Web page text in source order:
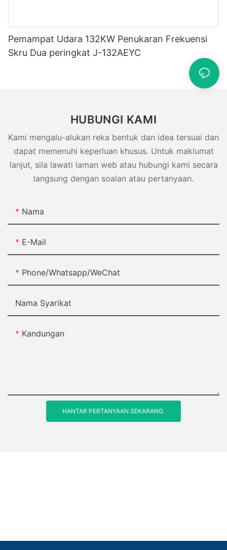
Pemampat Udara 132KW Penukaran Frekuensi
Skru Dua peringkat J-132AEYC
HUBUNGI KAMI
Kami mengalu-alukan reka bentuk dan idea tersuai dan
dapat memenuhi keperluan khusus. Untuk maklumat
lanjut, sila lawati laman web atau hubungi kami secara
langsung dengan soalan atau pertanyaan.
Nama
E-Mail
Phone/Whatsapp/WeChat
Nama Syarikat
Kandungan
HANTAR PERTANYAAN SEKARANG.